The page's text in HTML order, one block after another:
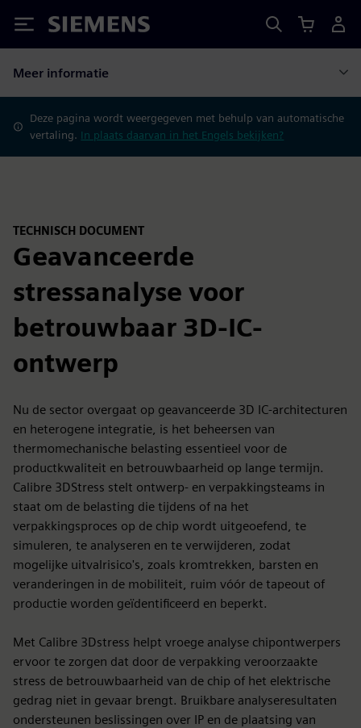
Siemens
Meer informatie
Deze pagina wordt weergegeven met behulp van automatische
vertaling. In plaats daarvan in het Engels bekijken?
TECHNISCH DOCUMENT
Geavanceerde
stressanalyse voor
betrouwbaar 3D-IC-
ontwerp
Nu de sector overgaat op geavanceerde 3D IC-architecturen
en heterogene integratie, is het beheersen van
thermomechanische belasting essentieel voor de
productkwaliteit en betrouwbaarheid op lange termijn.
Calibre 3DStress stelt ontwerp- en verpakkingsteams in
staat om de belasting die tijdens of na het
verpakkingsproces op de chip wordt uitgeoefend, te
simuleren, te analyseren en te verwijderen, zodat
mogelijke uitvalrisico's, zoals kromtrekken, barsten en
veranderingen in de mobiliteit, ruim vóór de tapeout of
productie worden geïdentificeerd en beperkt.
Met Calibre 3Dstress helpt vroege analyse chipontwerpers
ervoor te zorgen dat door de verpakking veroorzaakte
stress de betrouwbaarheid van de chip of het elektrische
gedrag niet in gevaar brengt. Bruikbare analyseresultaten
ondersteunen beslissingen over IP en de plaatsing van